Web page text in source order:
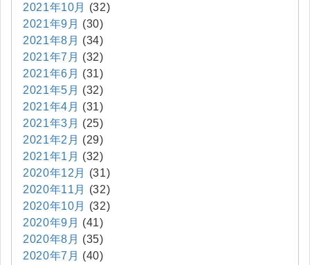
2021年10月
(32)
2021年9月 (30)
2021年8月 (34)
2021年7月 (32)
2021年6月 (31)
2021年5月 (32)
2021年4月 (31)
2021年3月 (25)
2021年2月 (29)
2021年1月 (32)
2020年12月
(31)
2020年11月
(32)
2020年10月
(32)
2020年9月 (41)
2020年8月 (35)
2020年7月 (40)